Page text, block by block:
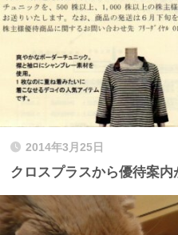
2014年3月25日
クロスプラスから優待案